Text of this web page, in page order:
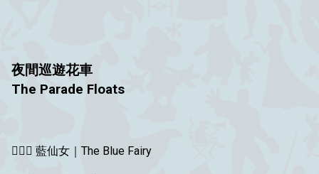
夜間巡遊花車
The Parade Floats
🧚🏻‍♀️ 藍仙女｜The Blue Fairy